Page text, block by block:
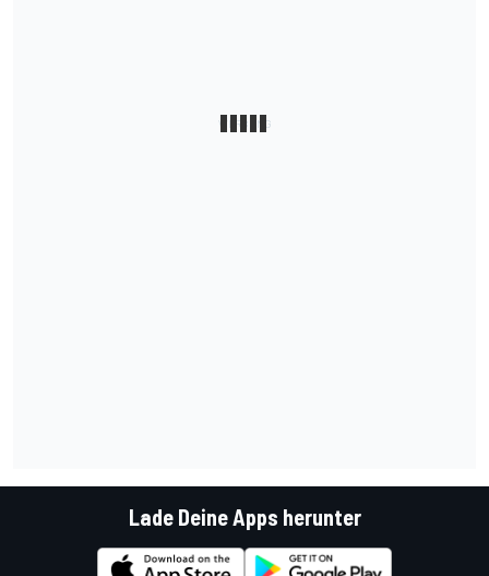
Lade Deine Apps herunter